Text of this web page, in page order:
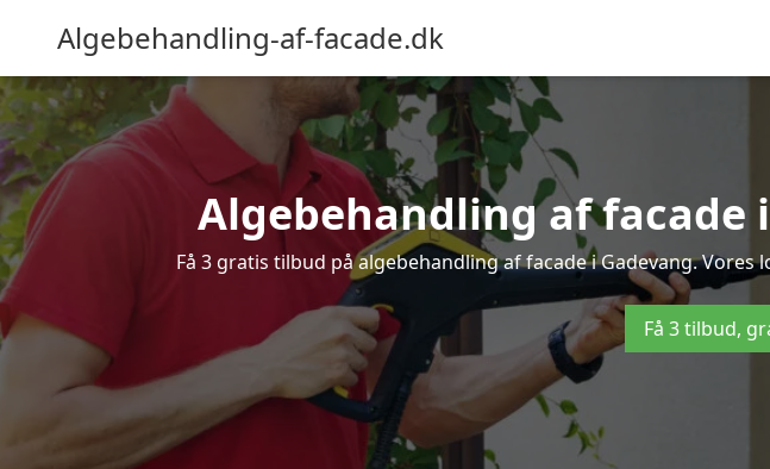
Algebehandling-af-facade.dk
Algebehandling af facade
Få 3 gratis tilbud på algebehandling af facade i Gadevang.
Få 3 tilbud,